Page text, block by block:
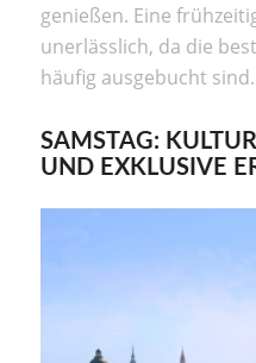
genießen. Eine
unerlässlich, da die
häufig ausgebucht sind.
SAMSTAG:
UND EXKLUSIVE